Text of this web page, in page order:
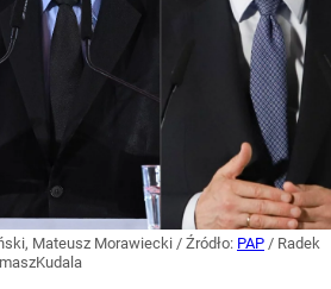
Mateusz Morawiecki / Źródło: PAP / Radek